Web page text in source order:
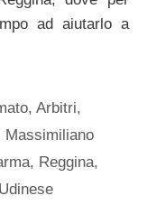
ad aiutarlo a
,Arbitri,
Massimiliano
, Reggina,
Udinese